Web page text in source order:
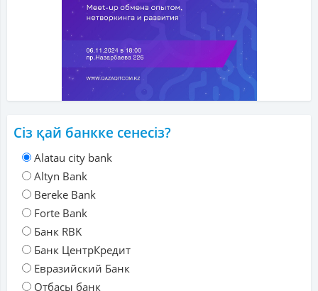
Сіз қай банкке сенесіз?
Alatau city bank
Altyn Bank
Bereke Bank
Forte Bank
Банк RBK
Банк ЦентрКредит
Евразийский Банк
Отбасы банк